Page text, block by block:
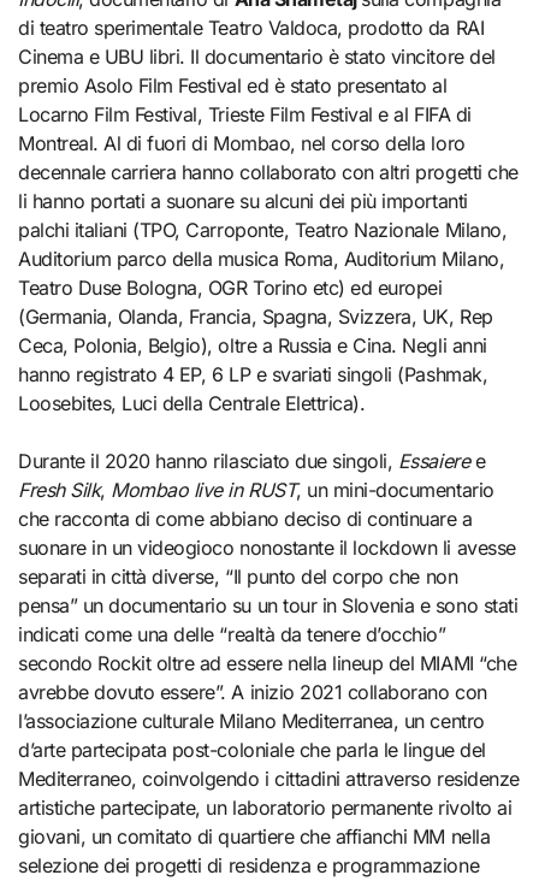
di teatro sperimentale Teatro Valdoca, prodotto da RAI
Cinema e UBU libri. Il documentario è stato vincitore del
premio Asolo Film Festival ed è stato presentato al
Locarno Film Festival, Trieste Film Festival e al FIFA di
Montreal. Al di fuori di Mombao, nel corso della loro
decennale carriera hanno collaborato con altri progetti che
li hanno portati a suonare su alcuni dei più importanti
palchi italiani (TPO, Carroponte, Teatro Nazionale Milano,
Auditorium parco della musica Roma, Auditorium Milano,
Teatro Duse Bologna, OGR Torino etc) ed europei
(Germania, Olanda, Francia, Spagna, Svizzera, UK, Rep
Ceca, Polonia, Belgio), oltre a Russia e Cina. Negli anni
hanno registrato 4 EP, 6 LP e svariati singoli (Pashmak,
Loosebites, Luci della Centrale Elettrica).
Durante il 2020 hanno rilasciato due singoli, Essaieree
Fresh Silk, Mombao live in RUST, un mini-documentario
che racconta di come abbiano deciso di continuare a
suonare in un videogioco nonostante il lockdown li avesse
separati in città diverse, “Il punto del corpo che non
pensa” un documentario su un tour in Slovenia e sono stati
indicati come una delle “realtà da tenere d’occhio”
secondo Rockit oltre ad essere nella lineup del MIAMI “che
avrebbe dovuto essere”. A inizio 2021 collaborano con
l’associazione culturale Milano Mediterranea, un centro
d’arte partecipata post-coloniale che parla le lingue del
Mediterraneo, coinvolgendo i cittadini attraverso residenze
artistiche partecipate, un laboratorio permanente rivolto ai
giovani, un comitato di quartiere che affianchi MM nella
selezione dei progetti di residenza e programmazione